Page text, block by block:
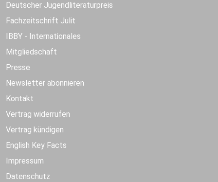
Deutscher Jugendliteraturpreis
Fachzeitschrift Julit
IBBY - Internationales
Mitgliedschaft
Presse
Newsletter abonnieren
Kontakt
Vertrag widerrufen
Vertrag kündigen
English Key Facts
Impressum
Datenschutz